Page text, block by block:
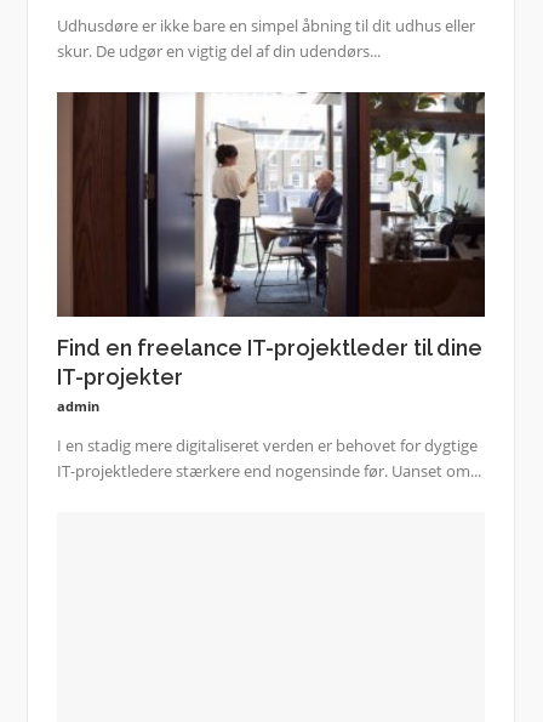
Udhusdøre er ikke bare en simpel åbning til dit udhus eller
skur. De udgør en vigtig del af din udendørs...
Find en freelance IT-projektleder til dine
IT-projekter
admin
I en stadig mere digitaliseret verden er behovet for dygtige
IT-projektledere stærkere end nogensinde før. Uanset om...